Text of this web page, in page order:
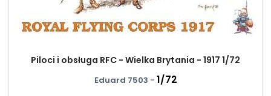
Piloci i obsługa RFC - Wielka Brytania - 1917 1/72
Eduard 7503 - 1/72